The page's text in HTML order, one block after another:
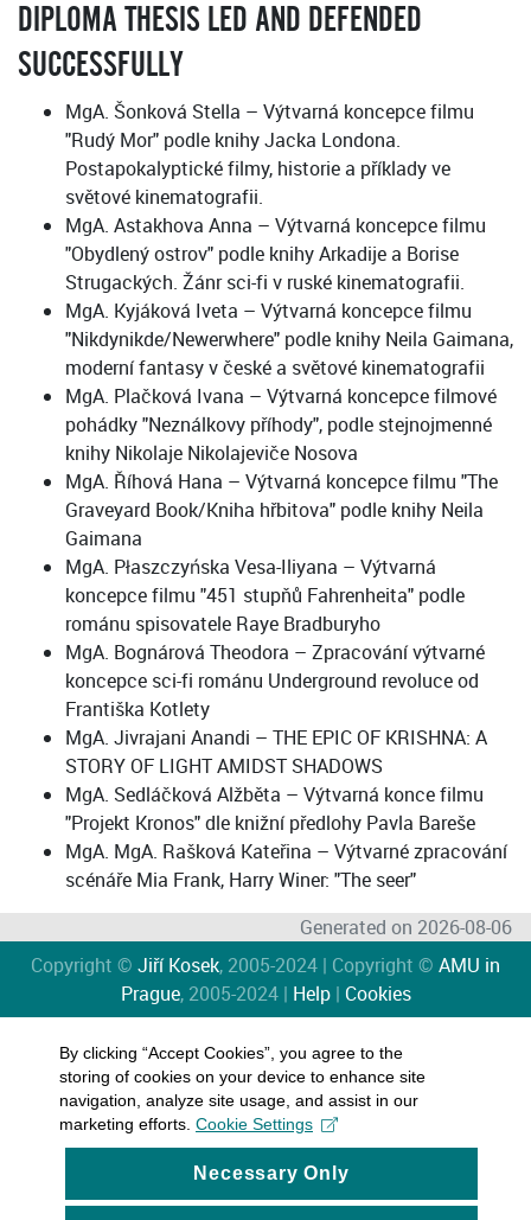
DIPLOMA THESIS LED AND DEFENDED
SUCCESSFULLY
MgA. Šonková Stella – Výtvarná koncepce filmu
"Rudý Mor" podle knihy Jacka Londona.
Postapokalyptické filmy, historie a příklady ve
světové kinematografii.
MgA. Astakhova Anna – Výtvarná koncepce filmu
"Obydlený ostrov" podle knihy Arkadije a Borise
Strugackých. Žánr sci-fi v ruské kinematografii.
MgA. Kyjáková Iveta – Výtvarná koncepce filmu
"Nikdynikde/Newerwhere" podle knihy Neila Gaimana,
moderní fantasy v české a světové kinematografii
MgA. Plačková Ivana – Výtvarná koncepce filmové
pohádky "Neználkovy příhody", podle stejnojmenné
knihy Nikolaje Nikolajeviče Nosova
MgA. Říhová Hana – Výtvarná koncepce filmu "The
Graveyard Book/Kniha hřbitova" podle knihy Neila
Gaimana
MgA. Płaszczyńska Vesa-Iliyana – Výtvarná
koncepce filmu "451 stupňů Fahrenheita" podle
románu spisovatele Raye Bradburyho
MgA. Bognárová Theodora – Zpracování výtvarné
koncepce sci-fi románu Underground revoluce od
Františka Kotlety
MgA. Jivrajani Anandi – THE EPIC OF KRISHNA: A
STORY OF LIGHT AMIDST SHADOWS
MgA. Sedláčková Alžběta – Výtvarná konce filmu
"Projekt Kronos" dle knižní předlohy Pavla Bareše
MgA. MgA. Rašková Kateřina – Výtvarné zpracování
scénáře Mia Frank, Harry Winer: "The seer"
Generated on 2026-08-06
Copyright © Jiří Kosek, 2005-2024 | Copyright © AMU in
Prague, 2005-2024 | Help| Cookies
By clicking “Accept Cookies”, you agree to the
storing of cookies on your device to enhance site
navigation, analyze site usage, and assist in our
marketing efforts. Cookie Settings
Necessary Only